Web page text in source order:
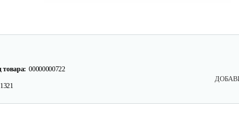
товара: 00000000722